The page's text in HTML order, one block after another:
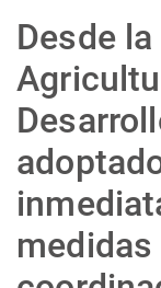
Desde